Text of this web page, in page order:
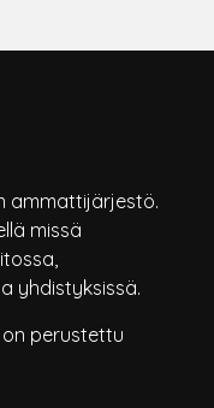
ammattijärjestö.
missä
yhdistyksissä.
perustettu